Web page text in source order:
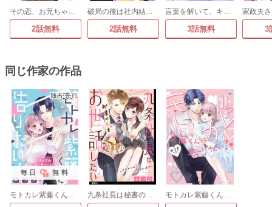
その恋、お兄ちゃんは許しません
2話無料
破局の後は社内結婚【タテヨミ】
2話無料
言葉を解いて、キスを重ねて。
3話無料 3
同じ作家の作品
毎日 無料
モトカレ紫藤くんに告りたい! ～カップルユーチューバー始めました～ 九条社長は秘書の私をお世話したい～オトメンの愛は甘すぎます!?～【単話】 モトカレ紫藤くんに告りたい! ～カップルユーチューバー始めました～【コミックス版】